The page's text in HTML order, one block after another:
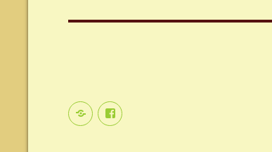
Aktuellesfacebook.com/WanderreitenAlb